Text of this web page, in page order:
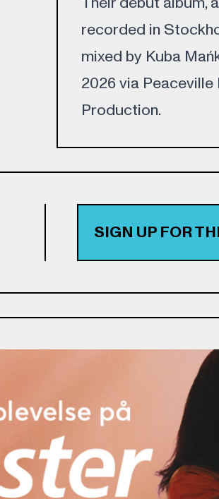
recorded in
mixed by Kuba
2026 via
Production.
SIGN UP FOR